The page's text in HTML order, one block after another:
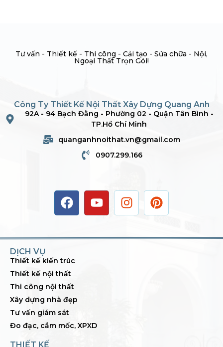
Tư vấn - Thiết kế - Thi công - Cải tạo - Sửa chữa - Nội,
Ngoại Thất Trọn Gói!
Công Ty Thiết Kế Nội Thất Xây Dựng Quang Anh
92A - 94 Bạch Đằng - Phường 02 - Quận Tân Bình -
TP.Hồ Chí Minh
quanganhnoithat.vn@gmail.com
0907.299.166
DỊCH VỤ
Thiết kế kiến trúc
Thiết kế nội thất
Thi công nội thất
Xây dựng nhà đẹp
Tư vấn giám sát
Đo đạc, cắm mốc, XPXD
THIẾT KẾ